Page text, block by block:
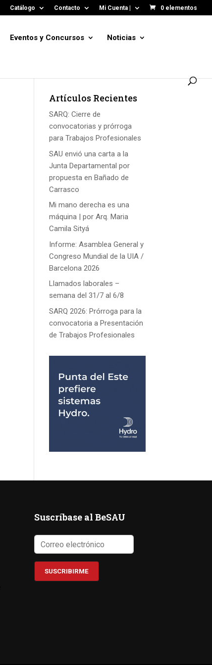
Catálogo Contacto Mi Cuenta | 0 elementos
Eventos y Concursos Noticias
Artículos Recientes
SARQ: Cierre de
convocatorias y prórroga
para Trabajos Profesionales
SAU envió una carta a la
Junta Departamental por
propuesta en Bañado de
Carrasco
Mi mano derecha es una
máquina | por Arq. Maria
Camila Sityá
Informe: Asamblea General y
Congreso Mundial de la UIA /
Barcelona 2026
Llamados laborales –
semana del 31/7 al 6/8
SARQ 2026: Prórroga para la
convocatoria a Presentación
de Trabajos Profesionales
Suscríbase al BeSAU